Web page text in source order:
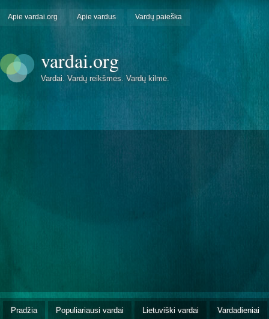
Apie vardai.org Apie vardus Vardų paieška
vardai.org
Vardai. Vardų reikšmės. Vardų kilmė.
Pradžia Populiariausi vardai Lietuviški vardai Vardadieniai